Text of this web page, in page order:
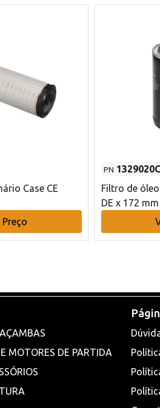
Case CE
Preço
PN
Filtro de
DE x 172 mm
MOTORES DE PARTIDA